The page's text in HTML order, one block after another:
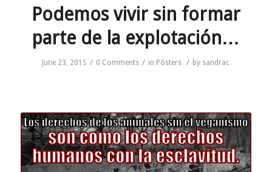
Podemos vivir sin formar
parte de la explotación…
June 23, 2015 / 0 Comments / in Pósters / by sandrac